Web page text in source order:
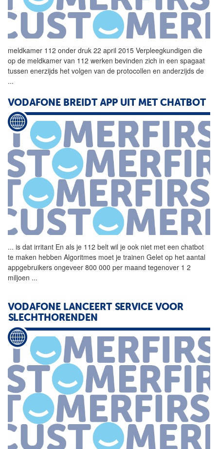
meldkamer 112 onder druk 22 april 2015 Verpleegkundigen die
op de meldkamer van 112 werken bevinden zich in een spagaat
tussen enerzijds het volgen van de protocollen en anderzijds de
...
VODAFONE BREIDT APP UIT MET CHATBOT
... is dat irritant En als je 112 belt wil je ook niet met een chatbot
te maken hebben Algoritmes moet je trainen Gelet op het aantal
appgebruikers ongeveer 800 000 per maand tegenover 1 2
miljoen ...
VODAFONE LANCEERT SERVICE VOOR
SLECHTHORENDEN